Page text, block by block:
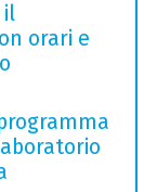
il
orari e